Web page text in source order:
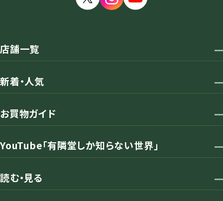
店舗一覧
新着・人気
お買物ガイド
YouTube「有隣堂しか知らない世界」
読む・見る